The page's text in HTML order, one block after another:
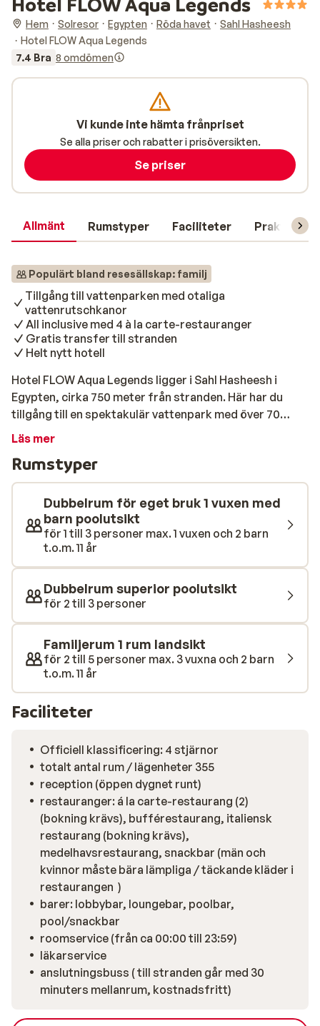
Hem Solresor Egypten Röda havet
Sahl Hasheesh
Hotel FLOW Aqua Legends
7.4 Bra 8 omdömen
Allmänt Rumstyper Faciliteter Praktisk
Populärt bland resesällskap: familj
Tillgång till vattenparken med otaliga
vattenrutschkanor
All inclusive med 4 à la carte-restauranger
Gratis transfer till stranden
Helt nytt hotell
Hotel FLOW Aqua Legends ligger i Sahl Hasheesh i
Egypten, cirka 750 meter från stranden. Här har du
tillgång till en spektakulär vattenpark med över 70
rutschkanor – perfekt för dig som vill ha fartfyllda
underhållning för alla åldrar finns det alltid något att
hitta på. Hotellet är modernt, elegant och ljust.
Rummen är bekvämt möblerade och har alla balkong
eller terrass, vilket gör det enkelt att koppla av
utomhus. För att svalka dig finns en rymlig
utomhuspool med solstolar och parasoller. Barnen har
en egen barnpool, och som extra bonus ligger
vattenparken precis intill hotellet och ingår i din
vistelse. Föredrar du stranden är den lätt att nå med
gratis transferservice. Din vistelse är all inclusive, med
en bufférestaurang och fyra à la carte-restauranger
som ingår i konceptet. På kvällarna erbjuds
underhållning, och du kan avrunda dagen med en drink i
baren.
Läs mer
Rumstyper
Dubbelrum för eget bruk 1 vuxen med
barn poolutsikt
för 1 till 3 personer max. 1 vuxen och 2 barn
t.o.m. 11 år
Dubbelrum superior poolutsikt
för 2 till 3 personer
Familjerum 1 rum landsikt
för 2 till 5 personer max. 3 vuxna och 2 barn
t.o.m. 11 år
Faciliteter
Officiell klassificering: 4 stjärnor
totalt antal rum / lägenheter 355
reception (öppen dygnet runt)
restauranger: á la carte-restaurang (2)
(bokning krävs), bufférestaurang, italiensk
restaurang (bokning krävs),
medelhavsrestaurang, snackbar (män och
kvinnor måste bära lämpliga / täckande kläder i
restaurangen )
barer: lobbybar, loungebar, poolbar,
pool/snackbar
roomservice (från ca 00:00 till 23:59)
läkarservice
anslutningsbuss ( till stranden går med 30
minuters mellanrum, kostnadsfritt)
Vi kunde inte hämta frånpriset
Se alla priser och rabatter i prisöversikten.
Se priser